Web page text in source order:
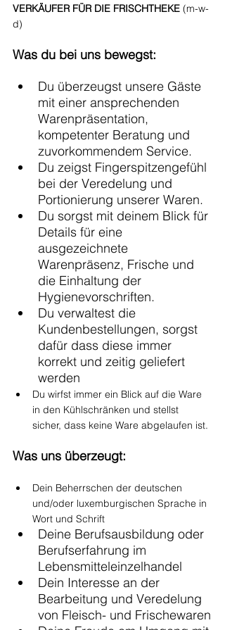
VERKÄUFER FÜR DIE FRISCHTHEKE (m-w-
d)
Was du bei uns bewegst:
Du überzeugst unsere Gäste
mit einer ansprechenden
Warenpräsentation,
kompetenter Beratung und
zuvorkommendem Service.
Du zeigst Fingerspitzengefühl
bei der Veredelung und
Portionierung unserer Waren.
Du sorgst mit deinem Blick für
Details für eine
ausgezeichnete
Warenpräsenz, Frische und
die Einhaltung der
Hygienevorschriften.
Du verwaltest die
Kundenbestellungen, sorgst
dafür dass diese immer
korrekt und zeitig geliefert
werden
Du wirfst immer ein Blick auf die Ware
in den Kühlschränken und stellst
sicher, dass keine Ware abgelaufen ist.
Was uns überzeugt:
Dein Beherrschen der deutschen
und/oder luxemburgischen Sprache in
Wort und Schrift
Deine Berufsausbildung oder
Berufserfahrung im
Lebensmitteleinzelhandel
Dein Interesse an der
Bearbeitung und Veredelung
von Fleisch- und Frischewaren